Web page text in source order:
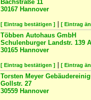
Bachstraße 11
30167 Hannover
[ Eintrag bestätigen ] [ Eintrag
Többen Autohaus GmbH
Schulenburger Landstr. 139 A
30165 Hannover
[ Eintrag bestätigen ] [ Eintrag
Torsten Meyer
Gollstr. 27
30559 Hannover